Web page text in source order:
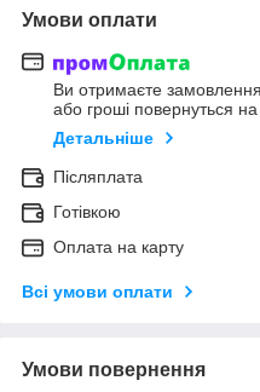
Умови оплати
Ви отримаєте замовлення
або гроші повернуться
Детальніше
Післяплата
Готівкою
Оплата на карту
Всі умови оплати
Умови повернення